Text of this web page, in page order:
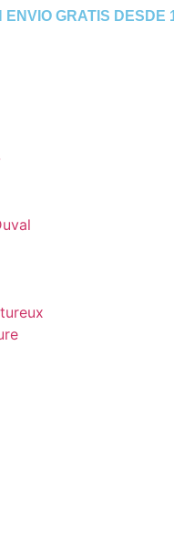
ENVIO GRATIS DESDE